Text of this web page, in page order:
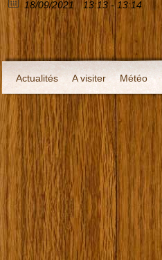
18/09/2021 13:13 - 13:14
Actualités A visiter Météo